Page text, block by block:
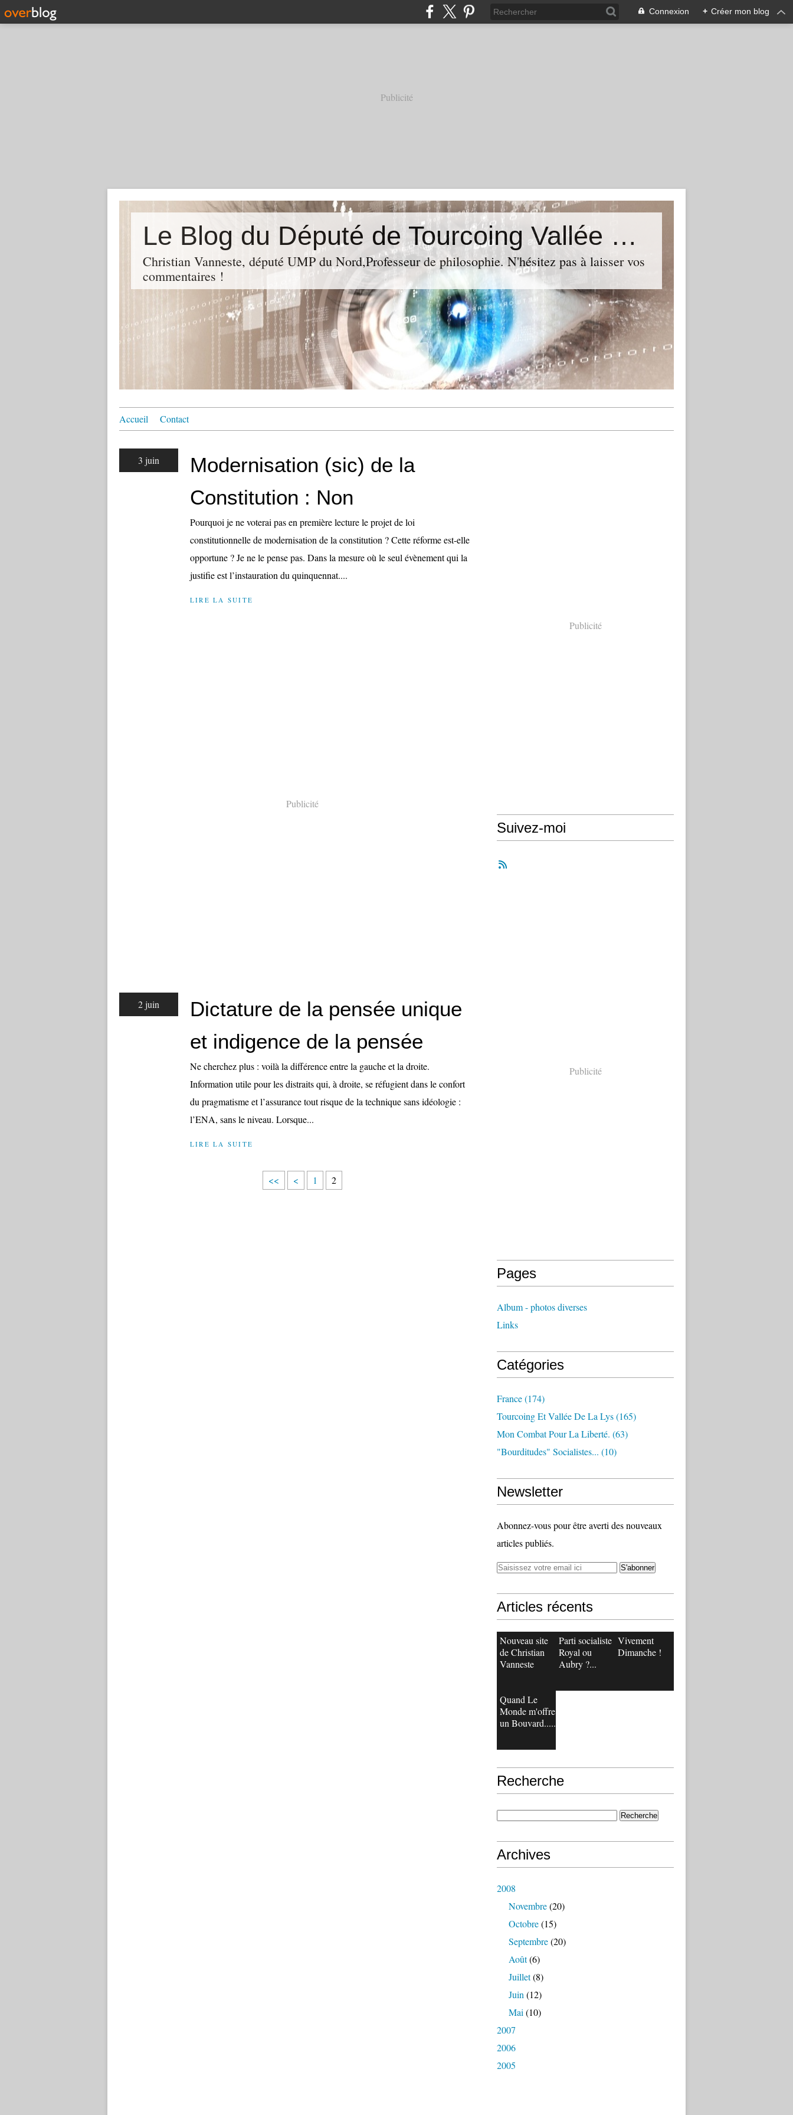
Connexion + Créer mon blog
Publicité
Le Blog du Député de Tourcoing Vallée de La Lys
Christian Vanneste, député UMP du Nord,Professeur de philosophie. N'hésitez pas à laisser vos
commentaires !
Accueil Contact
3 juin
Modernisation (sic) de la
Constitution : Non
Pourquoi je ne voterai pas en première lecture le projet de loi
constitutionnelle de modernisation de la constitution ? Cette réforme est-elle
opportune ? Je ne le pense pas. Dans la mesure où le seul évènement qui la
justifie est l’instauration du quinquennat....
LIRE LA SUITE
Publicité
2 juin
Dictature de la pensée unique
et indigence de la pensée
Ne cherchez plus : voilà la différence entre la gauche et la droite.
Information utile pour les distraits qui, à droite, se réfugient dans le confort
du pragmatisme et l’assurance tout risque de la technique sans idéologie :
l’ENA, sans le niveau. Lorsque...
LIRE LA SUITE
<< < 1 2
Publicité
Suivez-moi
Publicité
Pages
Album - photos diverses
Links
Catégories
France(174)
Tourcoing Et Vallée De La Lys(165)
Mon Combat Pour La Liberté. (63)
"bourditudes" Socialistes... (10)
Newsletter
Abonnez-vous pour être averti des nouveaux
articles publiés.
Articles récents
Nouveau site
de Christian
Vanneste
Parti socialiste :
Royal ou
Aubry ?...
Vivement
Dimanche !
Quand Le
Monde m'offre
un Bouvard.....
Recherche
Archives
2008
Novembre(20)
Octobre(15)
Septembre(20)
Août(6)
Juillet(8)
Juin (12)
Mai (10)
2007
2006
2005